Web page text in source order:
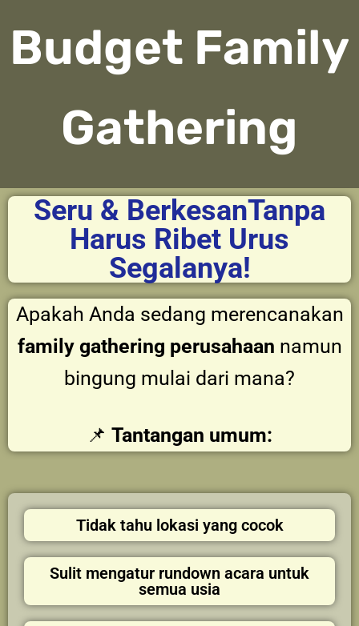
Budget Family
Gathering
Seru & BerkesanTanpa
Harus Ribet Urus
Segalanya!
Apakah Anda sedang merencanakan
family gathering perusahaan namun
bingung mulai dari mana?
📌 Tantangan umum:
Tidak tahu lokasi yang cocok
Sulit mengatur rundown acara untuk
semua usia